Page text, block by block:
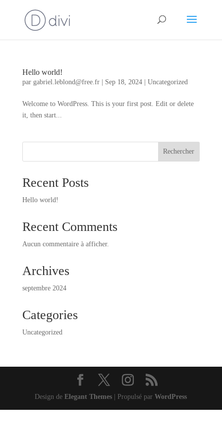
Hello world!
par gabriel.leblond@free.fr| Sep 18, 2024| Uncategorized
Welcome to WordPress. This is your first post. Edit or delete
it, then start...
Rechercher
Recent Posts
Hello world!
Recent Comments
Aucun commentaire à afficher.
Archives
septembre 2024
Categories
Uncategorized
Design deElegant Themes | Propulsé parWordPress